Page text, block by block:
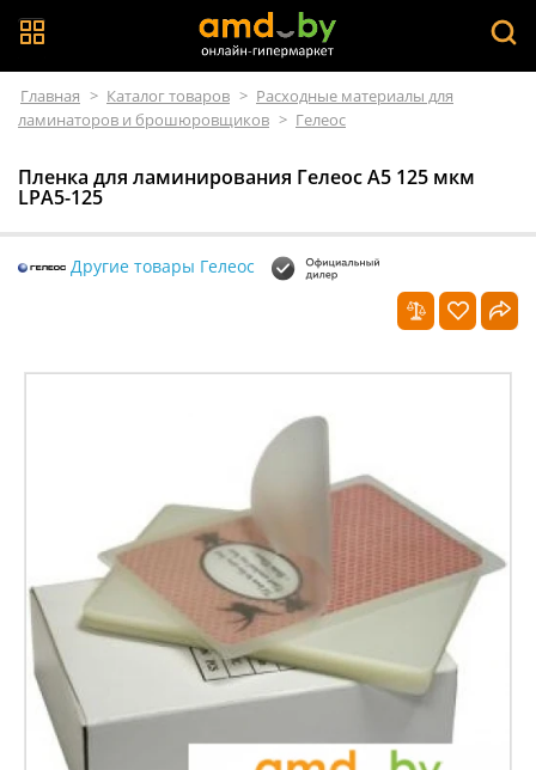
Главная > Каталог товаров > Расходные материалы для
ламинаторов и брошюровщиков > Гелеос
Пленка для ламинирования Гелеос A5 125 мкм
LPA5-125
Другие товары Гелеос